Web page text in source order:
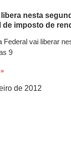
libera nesta
de imposto de
Federal vai liberar
9
de 2012